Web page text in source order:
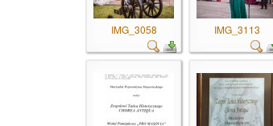
IMG_3058 IMG_3113